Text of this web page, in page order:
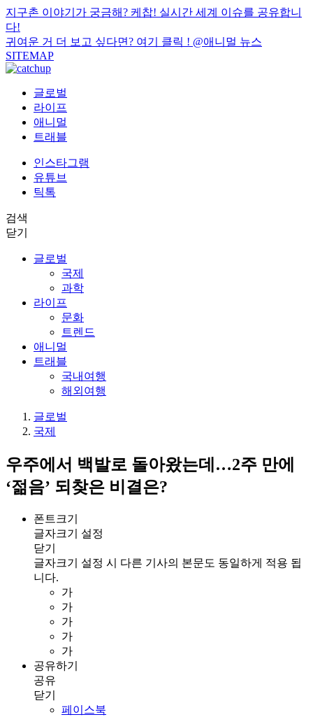
지구촌 이야기가 궁금해? 케찹! 실시간 세계 이슈를 공유합니
다!
귀여운 거 더 보고 싶다면? 여기 클릭 ! @애니멀 뉴스
SITEMAP
글로벌
라이프
애니멀
트래블
인스타그램
유튜브
틱톡
검색
닫기
글로벌
국제
과학
라이프
문화
트렌드
애니멀
트래블
국내여행
해외여행
글로벌
국제
우주에서 백발로 돌아왔는데…2주 만에
‘젊음’ 되찾은 비결은?
폰트크기
글자크기 설정
닫기
글자크기 설정 시 다른 기사의 본문도 동일하게 적용 됩
니다.
가
가
가
가
가
공유하기
공유
닫기
페이스북